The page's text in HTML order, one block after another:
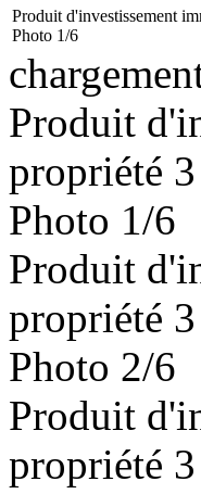
Produit d'investissement
Photo 1/6
Produit
propriété
Photo 1/6
Produit
propriété
Photo 2/6
Produit
propriété